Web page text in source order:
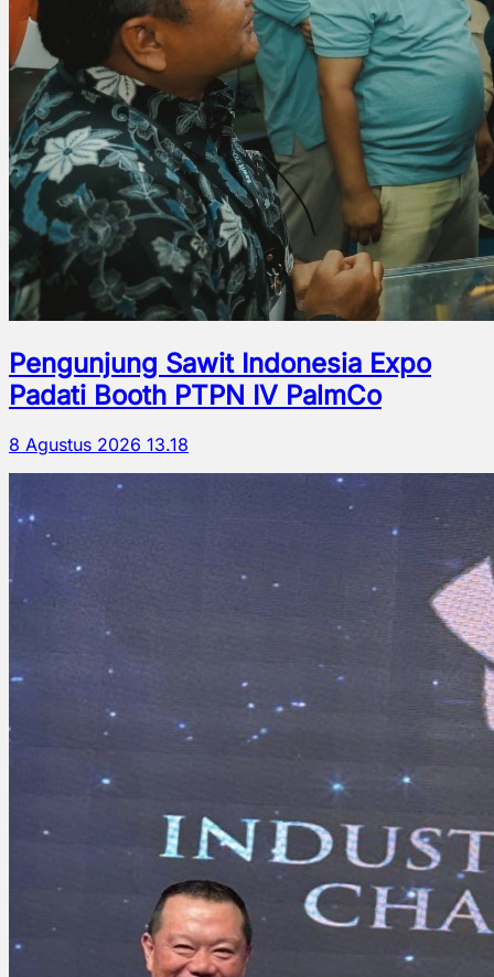
Pengunjung Sawit Indonesia Expo
Padati Booth PTPN IV PalmCo
8 Agustus 2026 13.18